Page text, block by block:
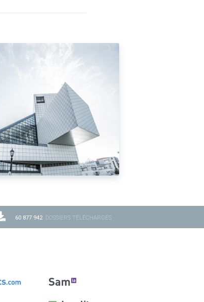
60 877 942DOSSIERS TÉLÉCHARGÉS